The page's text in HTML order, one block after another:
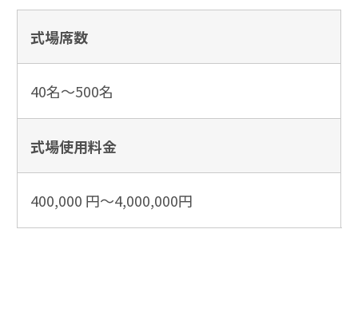
式場席数
40名～500名
式場使用料金
400,000 円～4,000,000円